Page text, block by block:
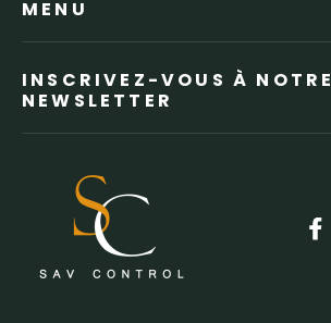
MENU
INSCRIVEZ-VOUS À NOTRE
NEWSLETTER